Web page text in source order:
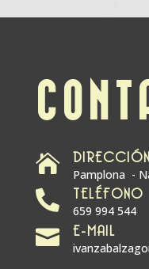
 DIRECCIÓN
Pamplona -
 TELÉFONO
659 994 544
 E-MAIL